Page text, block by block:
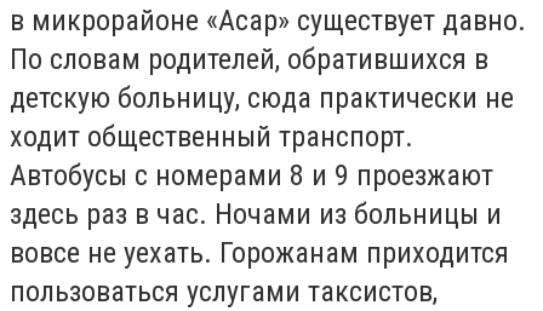
в микрорайоне «Асар» существует давно.
По словам родителей, обратившихся в
детскую больницу, сюда практически не
ходит общественный транспорт.
Автобусы с номерами 8 и 9 проезжают
здесь раз в час. Ночами из больницы и
вовсе не уехать. Горожанам приходится
пользоваться услугами таксистов,